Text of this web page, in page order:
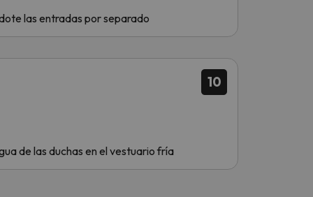
las entradas por separado
10
de las duchas en el vestuario fría